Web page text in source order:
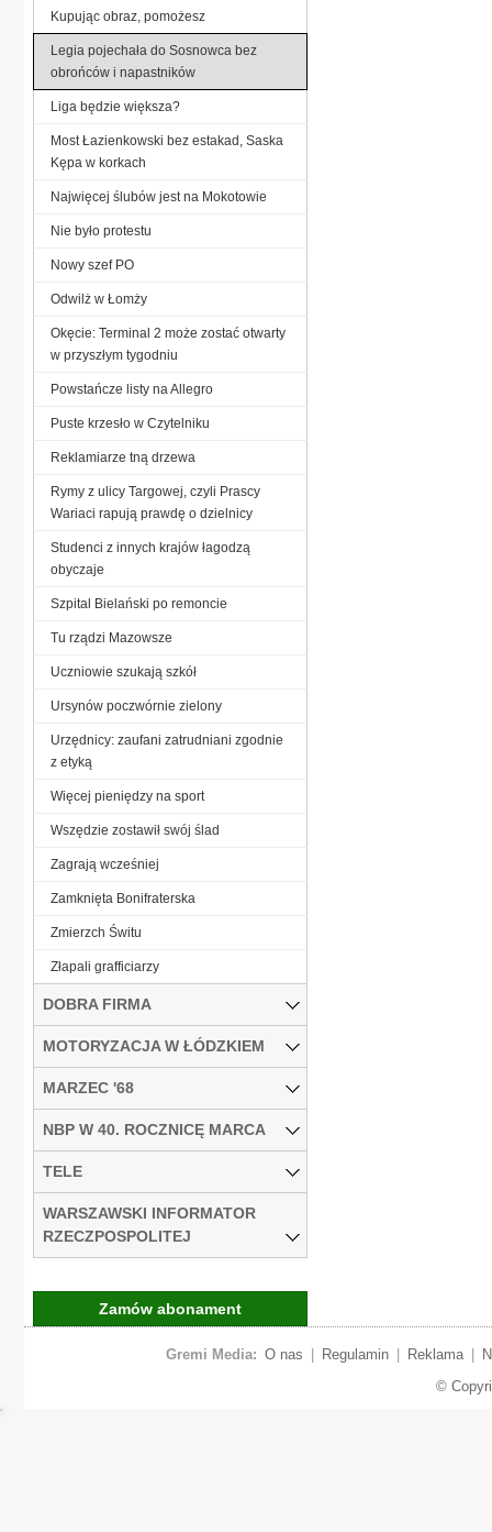
Kupując obraz, pomożesz
Legia pojechała do Sosnowca bez
obrońców i napastników
Liga będzie większa?
Most Łazienkowski bez estakad, Saska
Kępa w korkach
Najwięcej ślubów jest na Mokotowie
Nie było protestu
Nowy szef PO
Odwilż w Łomży
Okęcie: Terminal 2 może zostać otwarty
w przyszłym tygodniu
Powstańcze listy na Allegro
Puste krzesło w Czytelniku
Reklamiarze tną drzewa
Rymy z ulicy Targowej, czyli Prascy
Wariaci rapują prawdę o dzielnicy
Studenci z innych krajów łagodzą
obyczaje
Szpital Bielański po remoncie
Tu rządzi Mazowsze
Uczniowie szukają szkół
Ursynów poczwórnie zielony
Urzędnicy: zaufani zatrudniani zgodnie
z etyką
Więcej pieniędzy na sport
Wszędzie zostawił swój ślad
Zagrają wcześniej
Zamknięta Bonifraterska
Zmierzch Świtu
Złapali grafficiarzy
DOBRA FIRMA
MOTORYZACJA W ŁÓDZKIEM
MARZEC '68
NBP W 40. ROCZNICĘ MARCA
TELE
WARSZAWSKI INFORMATOR
RZECZPOSPOLITEJ
Zamów abonament
Gremi Media: O nas Regulamin Reklama
©